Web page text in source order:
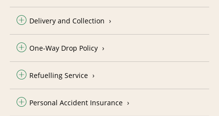
Delivery and Collection
One-Way Drop Policy
Refuelling Service
Personal Accident Insurance